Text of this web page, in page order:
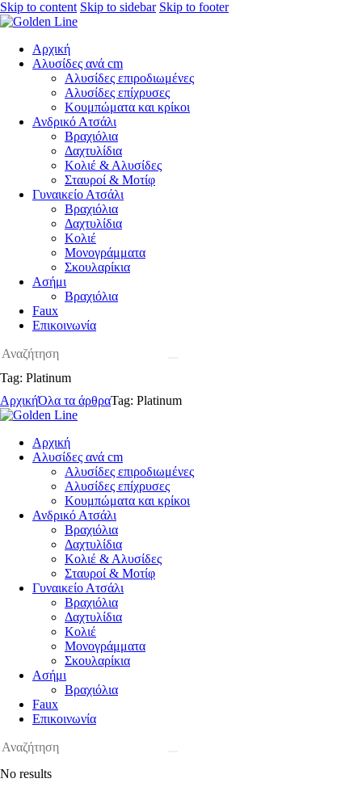
Skip to content Skip to sidebar Skip to footer
Αρχική
Αλυσίδες ανά cm
Αλυσίδες επιροδιωμένες
Αλυσίδες επίχρυσες
Κουμπώματα και κρίκοι
Ανδρικό Ατσάλι
Βραχιόλια
Δαχτυλίδια
Κολιέ & Αλυσίδες
Σταυροί & Μοτίφ
Γυναικείο Ατσάλι
Βραχιόλια
Δαχτυλίδια
Κολιέ
Μονογράμματα
Σκουλαρίκια
Ασήμι
Βραχιόλια
Faux
Επικοινωνία
Tag: Platinum
ΑρχικήΌλα τα άρθραTag: Platinum
Αρχική
Αλυσίδες ανά cm
Αλυσίδες επιροδιωμένες
Αλυσίδες επίχρυσες
Κουμπώματα και κρίκοι
Ανδρικό Ατσάλι
Βραχιόλια
Δαχτυλίδια
Κολιέ & Αλυσίδες
Σταυροί & Μοτίφ
Γυναικείο Ατσάλι
Βραχιόλια
Δαχτυλίδια
Κολιέ
Μονογράμματα
Σκουλαρίκια
Ασήμι
Βραχιόλια
Faux
Επικοινωνία
No results